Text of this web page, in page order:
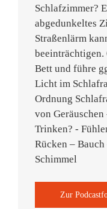
Schlafzimmer?
abgedunkeltes
Straßenlärm
beeinträchtigen.
Bett und führe
Licht im
Ordnung
von
Trinken? -
Rücken –
Schimmel
Zur